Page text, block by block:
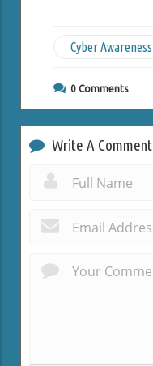
Cyber Awareness
0 Comments
Write A Comment